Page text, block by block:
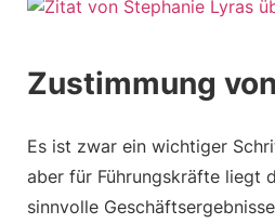
Zustimmung
Es ist zwar ein wichtiger
aber für Führungskräfte liegt
sinnvolle